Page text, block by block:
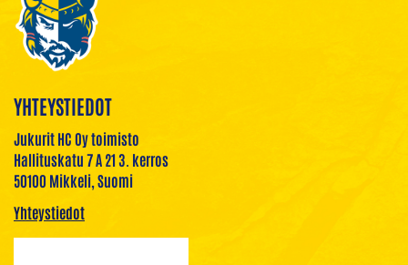
YHTEYSTIEDOT
Jukurit HC Oy toimisto
Hallituskatu 7 A 21 3. kerros
50100 Mikkeli, Suomi
Yhteystiedot